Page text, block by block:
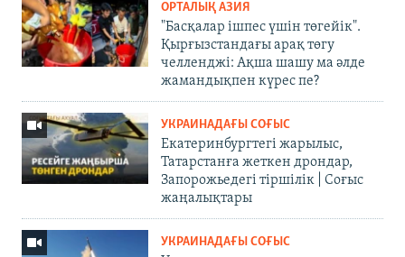
ОРТАЛЫҚ АЗИЯ
"Басқалар ішпес үшін төгейік".
Қырғызстандағы арақ төгу
челленджі: Ақша шашу ма әлде
жамандықпен күрес пе?
УКРАИНАДАҒЫ СОҒЫС
Екатеринбургтегі жарылыс,
Татарстанға жеткен дрондар,
Запорожьедегі тіршілік | Cоғыс
жаңалықтары
УКРАИНАДАҒЫ СОҒЫС